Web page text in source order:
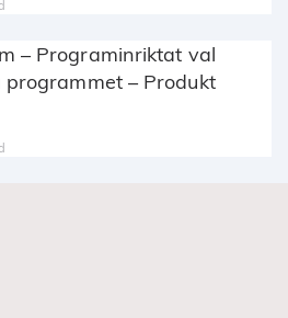
– Programinriktat val
– Produkt